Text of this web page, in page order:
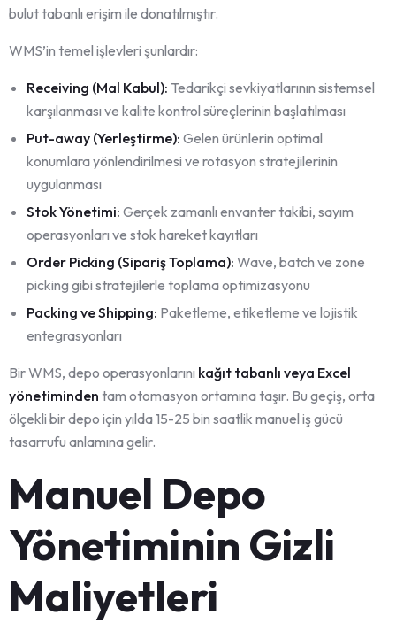
bulut tabanlı erişim ile donatılmıştır.
WMS’in temel işlevleri şunlardır:
Receiving (Mal Kabul): Tedarikçi sevkiyatlarının sistemsel
karşılanması ve kalite kontrol süreçlerinin başlatılması
Put-away (Yerleştirme): Gelen ürünlerin optimal
konumlara yönlendirilmesi ve rotasyon stratejilerinin
uygulanması
Stok Yönetimi: Gerçek zamanlı envanter takibi, sayım
operasyonları ve stok hareket kayıtları
Order Picking (Sipariş Toplama): Wave, batch ve zone
picking gibi stratejilerle toplama optimizasyonu
Packing ve Shipping: Paketleme, etiketleme ve lojistik
entegrasyonları
Bir WMS, depo operasyonlarını kağıt tabanlı veya Excel
yönetiminden tam otomasyon ortamına taşır. Bu geçiş, orta
ölçekli bir depo için yılda 15-25 bin saatlik manuel iş gücü
tasarrufu anlamına gelir.
Manuel Depo
Yönetiminin Gizli
Maliyetleri